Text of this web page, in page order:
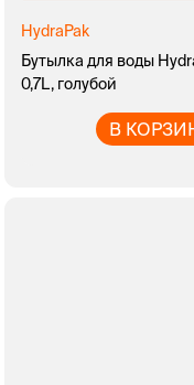
HydraPak
Бутылка для воды
0,7L, голубой
В